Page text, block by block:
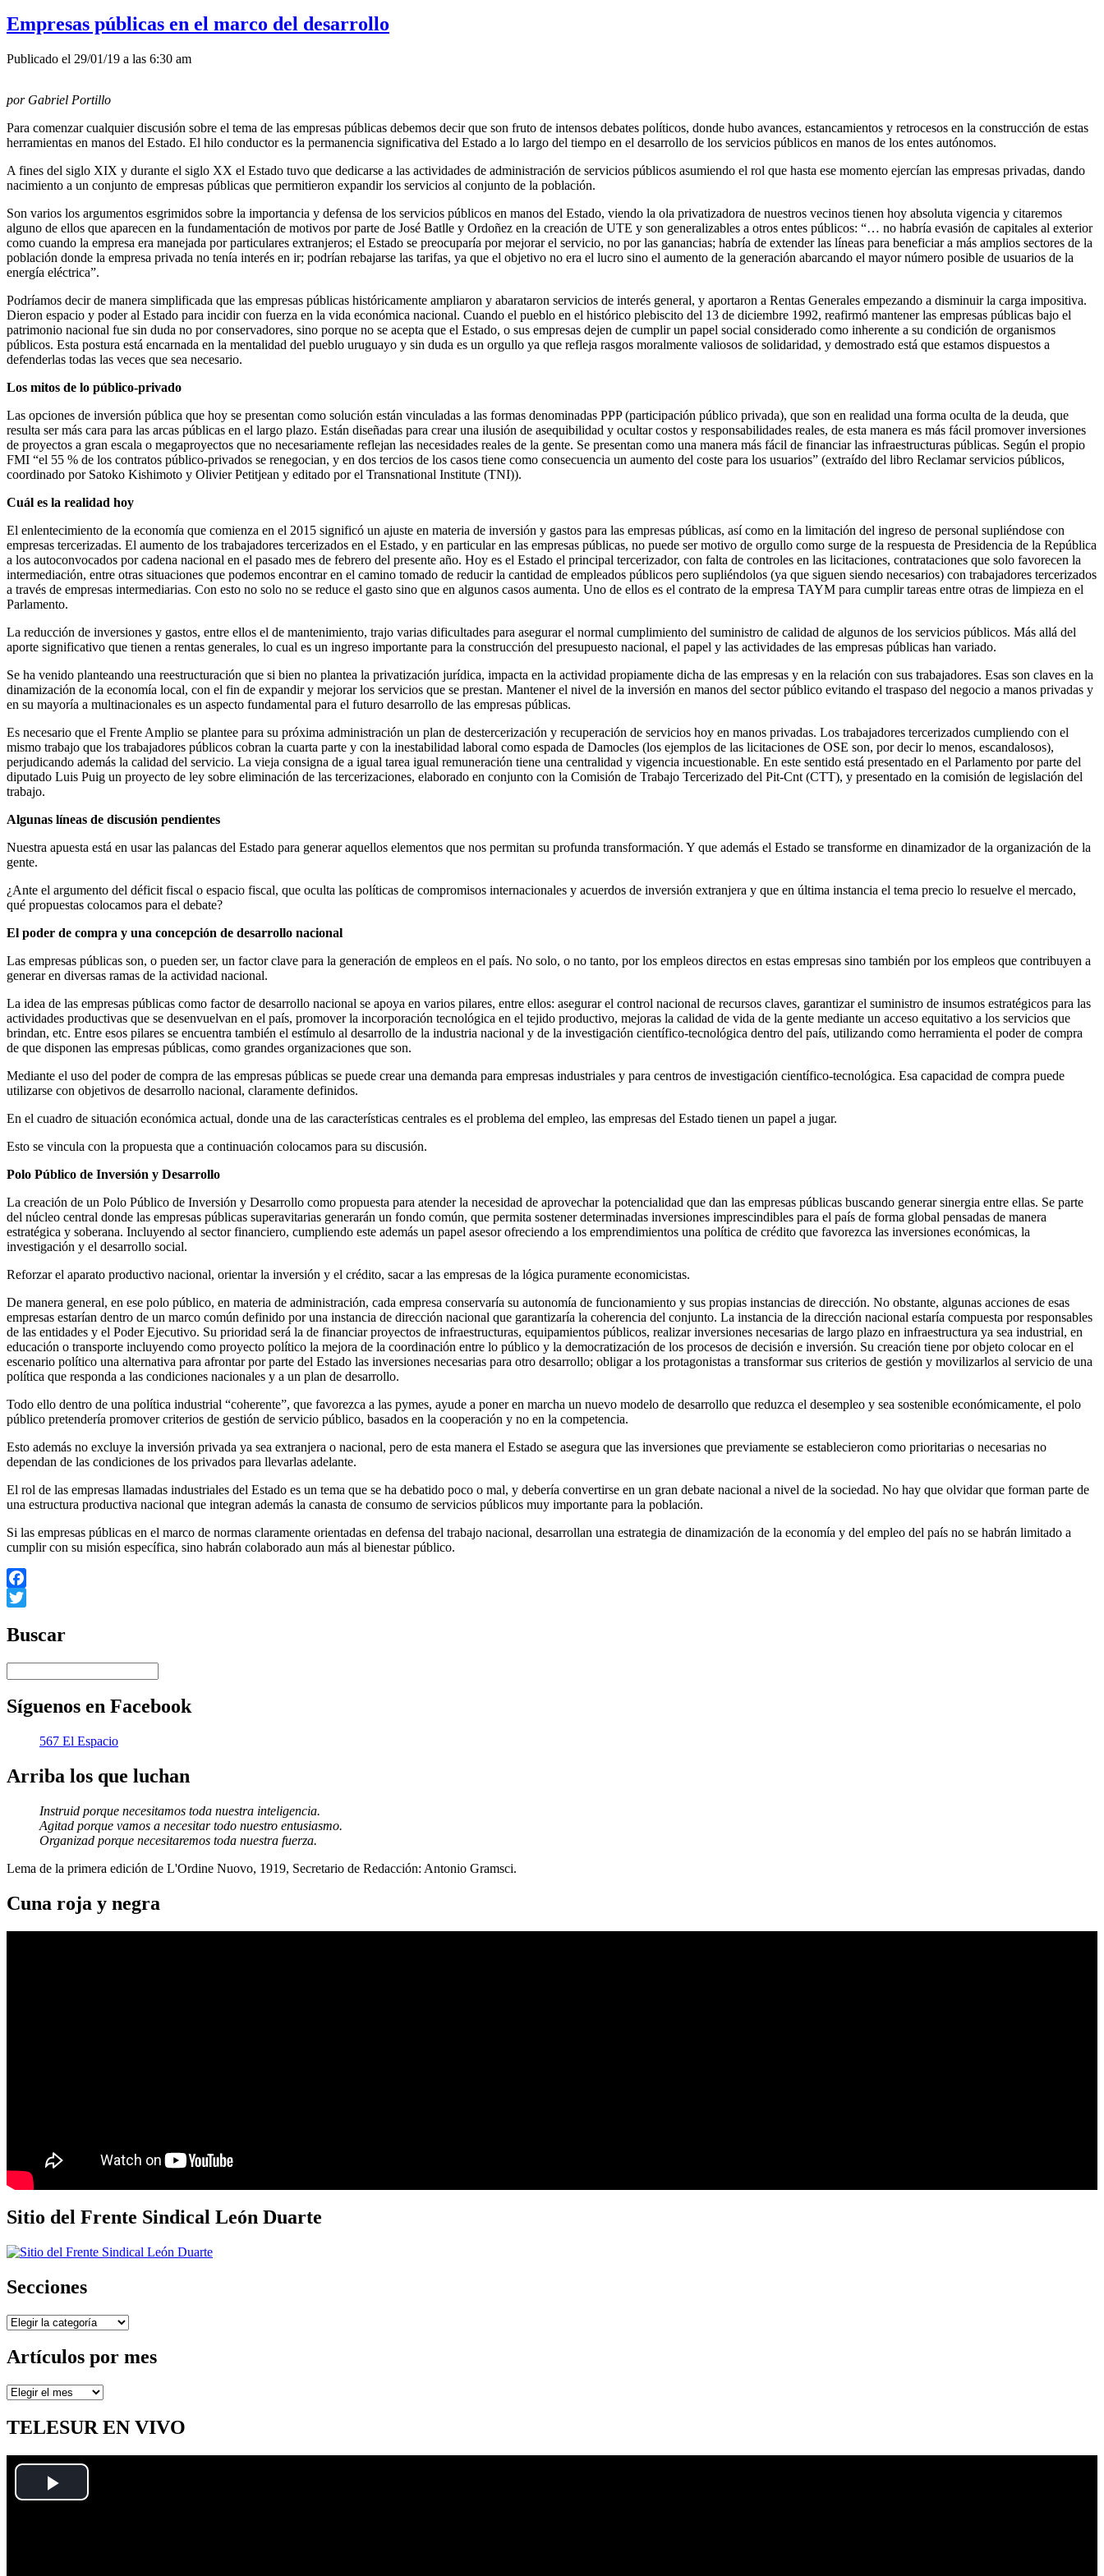
Empresas públicas en el marco del desarrollo
Publicado el 29/01/19 a las 6:30 am
por Gabriel Portillo
Para comenzar cualquier discusión sobre el tema de las empresas públicas debemos decir que son fruto de intensos debates políticos, donde hubo avances, estancamientos y retrocesos en la construcción de estas
herramientas en manos del Estado. El hilo conductor es la permanencia significativa del Estado a lo largo del tiempo en el desarrollo de los servicios públicos en manos de los entes autónomos.
A fines del siglo XIX y durante el siglo XX el Estado tuvo que dedicarse a las actividades de administración de servicios públicos asumiendo el rol que hasta ese momento ejercían las empresas privadas, dando
nacimiento a un conjunto de empresas públicas que permitieron expandir los servicios al conjunto de la población.
Son varios los argumentos esgrimidos sobre la importancia y defensa de los servicios públicos en manos del Estado, viendo la ola privatizadora de nuestros vecinos tienen hoy absoluta vigencia y citaremos
alguno de ellos que aparecen en la fundamentación de motivos por parte de José Batlle y Ordoñez en la creación de UTE y son generalizables a otros entes públicos: “… no habría evasión de capitales al exterior
como cuando la empresa era manejada por particulares extranjeros; el Estado se preocuparía por mejorar el servicio, no por las ganancias; habría de extender las líneas para beneficiar a más amplios sectores de la
población donde la empresa privada no tenía interés en ir; podrían rebajarse las tarifas, ya que el objetivo no era el lucro sino el aumento de la generación abarcando el mayor número posible de usuarios de la
energía eléctrica”.
Podríamos decir de manera simplificada que las empresas públicas históricamente ampliaron y abarataron servicios de interés general, y aportaron a Rentas Generales empezando a disminuir la carga impositiva.
Dieron espacio y poder al Estado para incidir con fuerza en la vida económica nacional. Cuando el pueblo en el histórico plebiscito del 13 de diciembre 1992, reafirmó mantener las empresas públicas bajo el
patrimonio nacional fue sin duda no por conservadores, sino porque no se acepta que el Estado, o sus empresas dejen de cumplir un papel social considerado como inherente a su condición de organismos
públicos. Esta postura está encarnada en la mentalidad del pueblo uruguayo y sin duda es un orgullo ya que refleja rasgos moralmente valiosos de solidaridad, y demostrado está que estamos dispuestos a
defenderlas todas las veces que sea necesario.
Los mitos de lo público-privado
Las opciones de inversión pública que hoy se presentan como solución están vinculadas a las formas denominadas PPP (participación público privada), que son en realidad una forma oculta de la deuda, que
resulta ser más cara para las arcas públicas en el largo plazo. Están diseñadas para crear una ilusión de asequibilidad y ocultar costos y responsabilidades reales, de esta manera es más fácil promover inversiones
de proyectos a gran escala o megaproyectos que no necesariamente reflejan las necesidades reales de la gente. Se presentan como una manera más fácil de financiar las infraestructuras públicas. Según el propio
FMI “el 55 % de los contratos público-privados se renegocian, y en dos tercios de los casos tiene como consecuencia un aumento del coste para los usuarios” (extraído del libro Reclamar servicios públicos,
coordinado por Satoko Kishimoto y Olivier Petitjean y editado por el Transnational Institute (TNI)).
Cuál es la realidad hoy
El enlentecimiento de la economía que comienza en el 2015 significó un ajuste en materia de inversión y gastos para las empresas públicas, así como en la limitación del ingreso de personal supliéndose con
empresas tercerizadas. El aumento de los trabajadores tercerizados en el Estado, y en particular en las empresas públicas, no puede ser motivo de orgullo como surge de la respuesta de Presidencia de la República
a los autoconvocados por cadena nacional en el pasado mes de febrero del presente año. Hoy es el Estado el principal tercerizador, con falta de controles en las licitaciones, contrataciones que solo favorecen la
intermediación, entre otras situaciones que podemos encontrar en el camino tomado de reducir la cantidad de empleados públicos pero supliéndolos (ya que siguen siendo necesarios) con trabajadores tercerizados
a través de empresas intermediarias. Con esto no solo no se reduce el gasto sino que en algunos casos aumenta. Uno de ellos es el contrato de la empresa TAYM para cumplir tareas entre otras de limpieza en el
Parlamento.
La reducción de inversiones y gastos, entre ellos el de mantenimiento, trajo varias dificultades para asegurar el normal cumplimiento del suministro de calidad de algunos de los servicios públicos. Más allá del
aporte significativo que tienen a rentas generales, lo cual es un ingreso importante para la construcción del presupuesto nacional, el papel y las actividades de las empresas públicas han variado.
Se ha venido planteando una reestructuración que si bien no plantea la privatización jurídica, impacta en la actividad propiamente dicha de las empresas y en la relación con sus trabajadores. Esas son claves en la
dinamización de la economía local, con el fin de expandir y mejorar los servicios que se prestan. Mantener el nivel de la inversión en manos del sector público evitando el traspaso del negocio a manos privadas y
en su mayoría a multinacionales es un aspecto fundamental para el futuro desarrollo de las empresas públicas.
Es necesario que el Frente Amplio se plantee para su próxima administración un plan de destercerización y recuperación de servicios hoy en manos privadas. Los trabajadores tercerizados cumpliendo con el
mismo trabajo que los trabajadores públicos cobran la cuarta parte y con la inestabilidad laboral como espada de Damocles (los ejemplos de las licitaciones de OSE son, por decir lo menos, escandalosos),
perjudicando además la calidad del servicio. La vieja consigna de a igual tarea igual remuneración tiene una centralidad y vigencia incuestionable. En este sentido está presentado en el Parlamento por parte del
diputado Luis Puig un proyecto de ley sobre eliminación de las tercerizaciones, elaborado en conjunto con la Comisión de Trabajo Tercerizado del Pit-Cnt (CTT), y presentado en la comisión de legislación del
trabajo.
Algunas líneas de discusión pendientes
Nuestra apuesta está en usar las palancas del Estado para generar aquellos elementos que nos permitan su profunda transformación. Y que además el Estado se transforme en dinamizador de la organización de la
gente.
¿Ante el argumento del déficit fiscal o espacio fiscal, que oculta las políticas de compromisos internacionales y acuerdos de inversión extranjera y que en última instancia el tema precio lo resuelve el mercado,
qué propuestas colocamos para el debate?
El poder de compra y una concepción de desarrollo nacional
Las empresas públicas son, o pueden ser, un factor clave para la generación de empleos en el país. No solo, o no tanto, por los empleos directos en estas empresas sino también por los empleos que contribuyen a
generar en diversas ramas de la actividad nacional.
La idea de las empresas públicas como factor de desarrollo nacional se apoya en varios pilares, entre ellos: asegurar el control nacional de recursos claves, garantizar el suministro de insumos estratégicos para las
actividades productivas que se desenvuelvan en el país, promover la incorporación tecnológica en el tejido productivo, mejoras la calidad de vida de la gente mediante un acceso equitativo a los servicios que
brindan, etc. Entre esos pilares se encuentra también el estímulo al desarrollo de la industria nacional y de la investigación científico-tecnológica dentro del país, utilizando como herramienta el poder de compra
de que disponen las empresas públicas, como grandes organizaciones que son.
Mediante el uso del poder de compra de las empresas públicas se puede crear una demanda para empresas industriales y para centros de investigación científico-tecnológica. Esa capacidad de compra puede
utilizarse con objetivos de desarrollo nacional, claramente definidos.
En el cuadro de situación económica actual, donde una de las características centrales es el problema del empleo, las empresas del Estado tienen un papel a jugar.
Esto se vincula con la propuesta que a continuación colocamos para su discusión.
Polo Público de Inversión y Desarrollo
La creación de un Polo Público de Inversión y Desarrollo como propuesta para atender la necesidad de aprovechar la potencialidad que dan las empresas públicas buscando generar sinergia entre ellas. Se parte
del núcleo central donde las empresas públicas superavitarias generarán un fondo común, que permita sostener determinadas inversiones imprescindibles para el país de forma global pensadas de manera
estratégica y soberana. Incluyendo al sector financiero, cumpliendo este además un papel asesor ofreciendo a los emprendimientos una política de crédito que favorezca las inversiones económicas, la
investigación y el desarrollo social.
Reforzar el aparato productivo nacional, orientar la inversión y el crédito, sacar a las empresas de la lógica puramente economicistas.
De manera general, en ese polo público, en materia de administración, cada empresa conservaría su autonomía de funcionamiento y sus propias instancias de dirección. No obstante, algunas acciones de esas
empresas estarían dentro de un marco común definido por una instancia de dirección nacional que garantizaría la coherencia del conjunto. La instancia de la dirección nacional estaría compuesta por responsables
de las entidades y el Poder Ejecutivo. Su prioridad será la de financiar proyectos de infraestructuras, equipamientos públicos, realizar inversiones necesarias de largo plazo en infraestructura ya sea industrial, en
educación o transporte incluyendo como proyecto político la mejora de la coordinación entre lo público y la democratización de los procesos de decisión e inversión. Su creación tiene por objeto colocar en el
escenario político una alternativa para afrontar por parte del Estado las inversiones necesarias para otro desarrollo; obligar a los protagonistas a transformar sus criterios de gestión y movilizarlos al servicio de una
política que responda a las condiciones nacionales y a un plan de desarrollo.
Todo ello dentro de una política industrial “coherente”, que favorezca a las pymes, ayude a poner en marcha un nuevo modelo de desarrollo que reduzca el desempleo y sea sostenible económicamente, el polo
público pretendería promover criterios de gestión de servicio público, basados en la cooperación y no en la competencia.
Esto además no excluye la inversión privada ya sea extranjera o nacional, pero de esta manera el Estado se asegura que las inversiones que previamente se establecieron como prioritarias o necesarias no
dependan de las condiciones de los privados para llevarlas adelante.
El rol de las empresas llamadas industriales del Estado es un tema que se ha debatido poco o mal, y debería convertirse en un gran debate nacional a nivel de la sociedad. No hay que olvidar que forman parte de
una estructura productiva nacional que integran además la canasta de consumo de servicios públicos muy importante para la población.
Si las empresas públicas en el marco de normas claramente orientadas en defensa del trabajo nacional, desarrollan una estrategia de dinamización de la economía y del empleo del país no se habrán limitado a
cumplir con su misión específica, sino habrán colaborado aun más al bienestar público.
Facebook
Buscar
Síguenos en Facebook
567 El Espacio
Arriba los que luchan
Instruid porque necesitamos toda nuestra inteligencia.
Agitad porque vamos a necesitar todo nuestro entusiasmo.
Organizad porque necesitaremos toda nuestra fuerza.
Lema de la primera edición de L'Ordine Nuovo, 1919, Secretario de Redacción: Antonio Gramsci.
Cuna roja y negra
Sitio del Frente Sindical León Duarte
Secciones
Secciones
Artículos por mes
Artículos
mes
TELESUR EN VIVO